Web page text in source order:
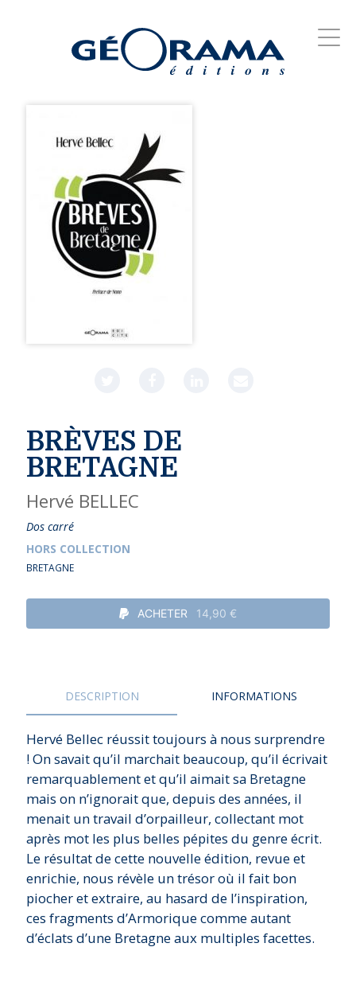
BRÈVES DE
BRETAGNE
Hervé BELLEC
Dos carré
HORS COLLECTION
BRETAGNE
ACHETER 14,90 €
DESCRIPTION INFORMATIONS
Hervé Bellec réussit toujours à nous surprendre
! On savait qu’il marchait beaucoup, qu’il écrivait
remarquablement et qu’il aimait sa Bretagne
mais on n’ignorait que, depuis des années, il
menait un travail d’orpailleur, collectant mot
après mot les plus belles pépites du genre écrit.
Le résultat de cette nouvelle édition, revue et
enrichie, nous révèle un trésor où il fait bon
piocher et extraire, au hasard de l’inspiration,
ces fragments d’Armorique comme autant
d’éclats d’une Bretagne aux multiples facettes.